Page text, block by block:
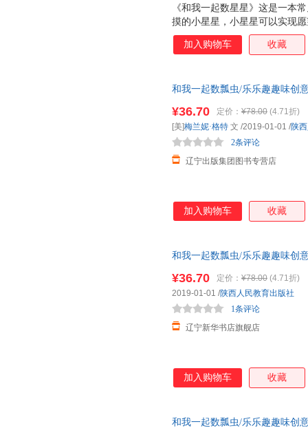
《和我一起数星星》这是一本
摸的小星星，小星星可以实现
每个愿望对应一个中英对照的
前阅读故事，有助于培养规律
加入购物车 收藏
和我一起数瓢虫/乐乐趣趣味创
¥36.70 定价： ¥78.00 (4.71折)
辽宁出版集团图书专营店
2条评论
[美]梅兰妮·格特 文 /2019-01-01 /陕
加入购物车 收藏
和我一起数瓢虫/乐乐趣趣味创
¥36.70 定价： ¥78.00 (4.71折)
辽宁新华书店旗舰店
1条评论
2019-01-01 /陕西人民教育出版社
加入购物车 收藏
和我一起数瓢虫/乐乐趣趣味创